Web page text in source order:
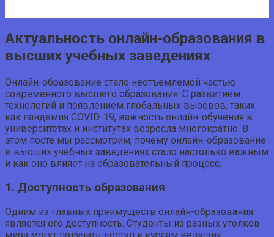
Актуальность онлайн-образования в
высших учебных заведениях
Онлайн-образование стало неотъемлемой частью
современного высшего образования. С развитием
технологий и появлением глобальных вызовов, таких
как пандемия COVID-19, важность онлайн-обучения в
университетах и институтах возросла многократно. В
этом посте мы рассмотрим, почему онлайн-образование
в высших учебных заведениях стало настолько важным
и как оно влияет на образовательный процесс.
1. Доступность образования
Одним из главных преимуществ онлайн-образования
является его доступность. Студенты из разных уголков
мира могут получить доступ к курсам ведущих